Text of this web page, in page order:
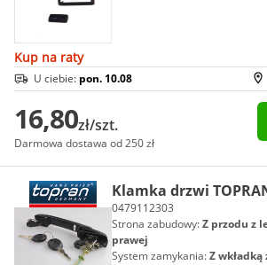
Kup na raty
U ciebie: pon. 10.08
16,80zł/szt.
Darmowa dostawa od 250 zł
Klamka drzwi
0479112303
Strona zabudowy:Z przodu z
prawej
System zamykania:Z wkładką